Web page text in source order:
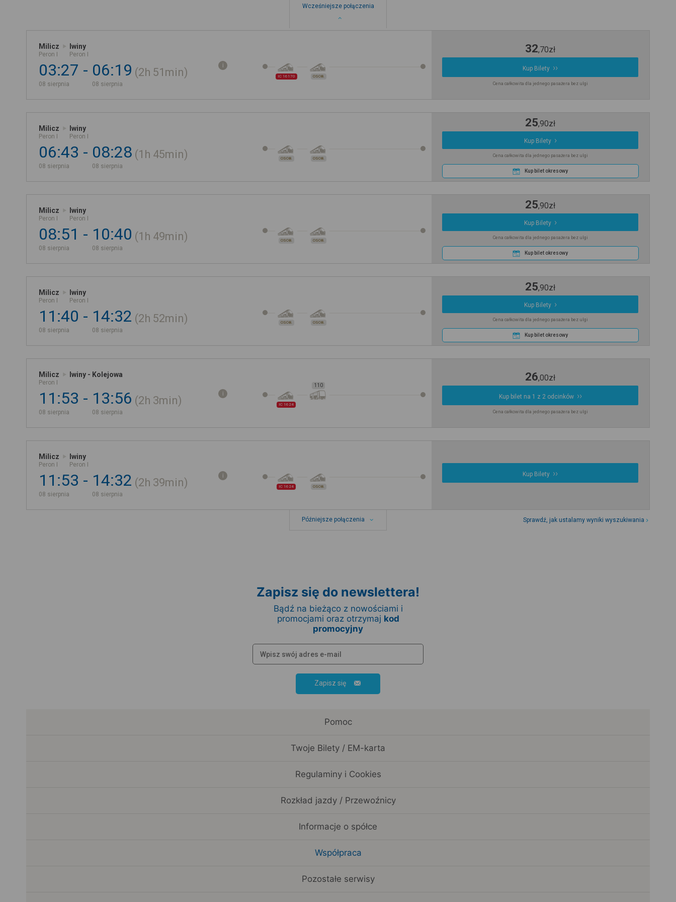
Wcześniejsze połączenia
Milicz
Peron I
Iwiny
Peron I
03:27
08 sierpnia
06:19
08 sierpnia
2h 51min IC 16170 OSOB.
32,70zł
Kup Bilety
Cena całkowita dla jednego pasażera bez ulgi
Milicz
Peron I
Iwiny
Peron I
06:43
08 sierpnia
08:28
08 sierpnia
1h 45min OSOB. OSOB.
25,90zł
Kup Bilety
Cena całkowita dla jednego pasażera bez ulgi
Kup bilet okresowy
Milicz
Peron I
Iwiny
Peron I
08:51
08 sierpnia
10:40
08 sierpnia
1h 49min OSOB. OSOB.
25,90zł
Kup Bilety
Cena całkowita dla jednego pasażera bez ulgi
Kup bilet okresowy
Milicz
Peron I
Iwiny
Peron I
11:40
08 sierpnia
14:32
08 sierpnia
2h 52min OSOB. OSOB.
25,90zł
Kup Bilety
Cena całkowita dla jednego pasażera bez ulgi
Kup bilet okresowy
Milicz
Peron I
Iwiny - Kolejowa
11:53
08 sierpnia
13:56
08 sierpnia
2h 3min IC 1624
110
26,00zł
Kup bilet na 1 z 2 odcinków
Cena całkowita dla jednego pasażera bez ulgi
Milicz
Peron I
Iwiny
Peron I
11:53
08 sierpnia
14:32
08 sierpnia
2h 39min IC 1624 OSOB.
Kup Bilety
Późniejsze połączenia Sprawdź, jak ustalamy wyniki wyszukiwania
Zapisz się do newslettera!
Bądź na bieżąco z nowościami i
promocjami oraz otrzymaj kod
promocyjny
Zapisz się
Pomoc
Twoje Bilety / EM-karta
Regulaminy i Cookies
Rozkład jazdy / Przewoźnicy
Informacje o spółce
Współpraca
Pozostałe serwisy